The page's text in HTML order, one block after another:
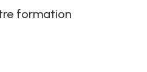
formation